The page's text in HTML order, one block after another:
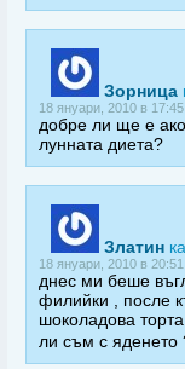
Зорница
18 януари, 2010 в 17:45
добре ли ще е
лунната диета?
Златин
18 януари, 2010 в 20:51
днес ми беше
филийки , после
шоколадова
ли съм с яденето